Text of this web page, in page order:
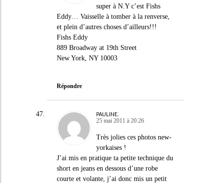
super à N.Y c’est Fishs
Eddy… Vaisselle à tomber à la renverse,
et plein d’autres choses d’ailleurs!!!
Fishs Eddy
889 Broadway at 19th Street
New York, NY 10003
Répondre
PAULINE.
25 mai 2011 à 20:26
Très jolies ces photos new-
yorkaises !
J’ai mis en pratique ta petite technique du
short en jeans en dessous d’une robe
courte et volante, j’ai donc mis un petit